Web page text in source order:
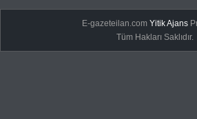
E-gazeteilan.comYitik Ajans
Tüm Hakları Saklıdır.